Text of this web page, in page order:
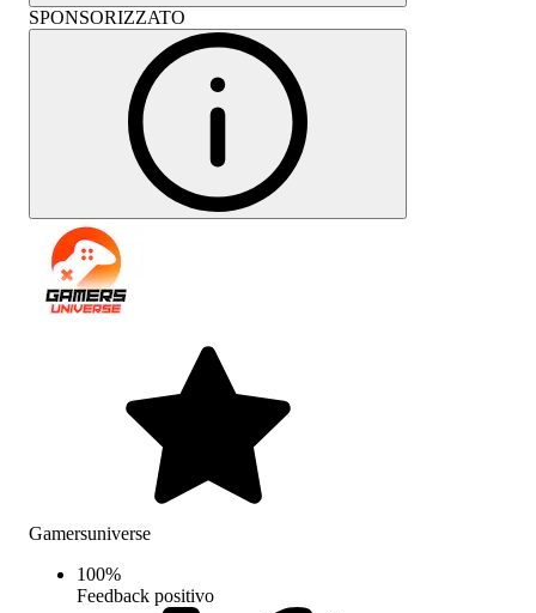
SPONSORIZZATO
Gamersuniverse
100%
Feedback positivo